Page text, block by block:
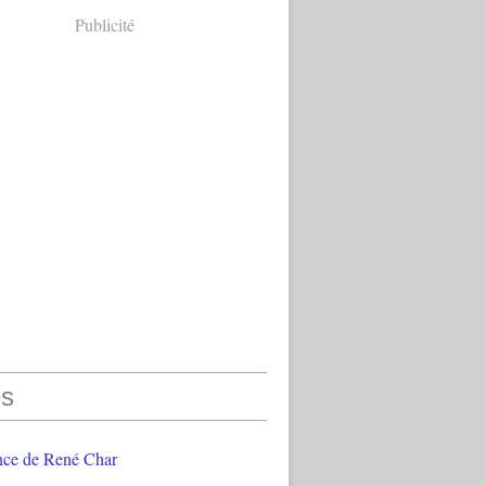
Publicité
de René Char